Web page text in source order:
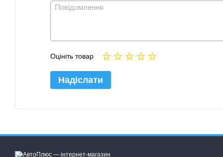
Оцініть товар
Надіслати